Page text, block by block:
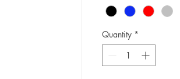
Quantity *